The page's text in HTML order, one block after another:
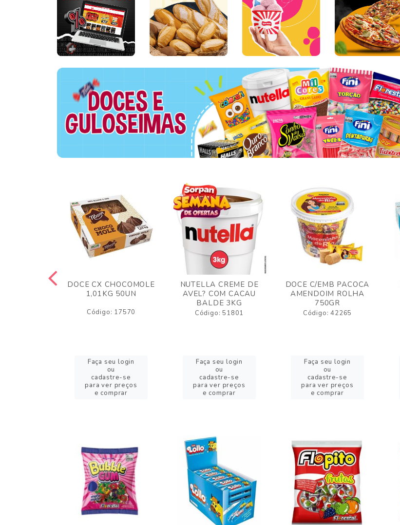
DOCE CX CHOCOMOLE
1,01KG 50UN
Código: 17570
Faça seu login
ou
cadastre-se
para ver preços
e comprar
NUTELLA CREME DE
AVEL? COM CACAU
BALDE 3KG
Código: 51801
Faça seu login
ou
cadastre-se
para ver preços
e comprar
DOCE C/EMB PACOCA
AMENDOIM ROLHA
750GR
Código: 42265
Faça seu login
ou
cadastre-se
para ver preços
e comprar